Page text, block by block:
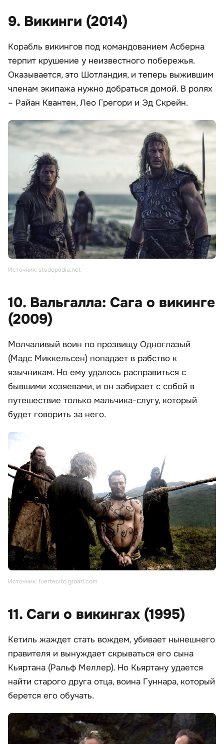
9. Викинги (2014)
Корабль викингов под командованием Асберна
терпит крушение у неизвестного побережья.
Оказывается, это Шотландия, и теперь выжившим
членам экипажа нужно добраться домой. В ролях
– Райан Квантен, Лео Грегори и Эд Скрейн.
Источник: studopedia.net
10. Вальгалла: Сага о викинге
(2009)
Молчаливый воин по прозвищу Одноглазый
(Мадс Миккельсен) попадает в рабство к
язычникам. Но ему удалось расправиться с
бывшими хозяевами, и он забирает с собой в
путешествие только мальчика-слугу, который
будет говорить за него.
Источник: fuertecito.groarl.com
11. Саги о викингах (1995)
Кетиль жаждет стать вождем, убивает нынешнего
правителя и вынуждает скрываться его сына
Кьяртана (Ральф Меллер). Но Кьяртану удается
найти старого друга отца, воина Гуннара, который
берется его обучать.